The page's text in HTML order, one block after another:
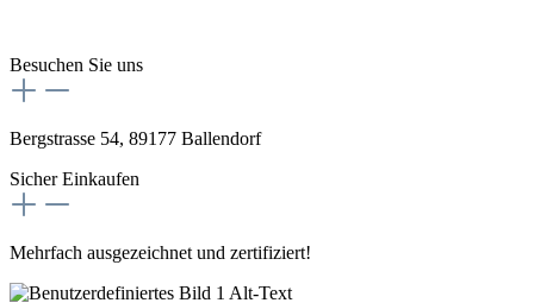
Besuchen Sie uns
Bergstrasse 54, 89177 Ballendorf
Sicher Einkaufen
Mehrfach ausgezeichnet und zertifiziert!